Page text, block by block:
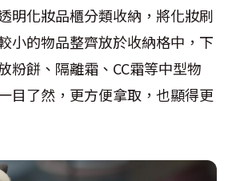
明化妝品櫃分類收納，將化妝刷
小的物品整齊放於收納格中，下
粉餅、隔離霜、CC霜等中型物
目了然，更方便拿取，也顯得更